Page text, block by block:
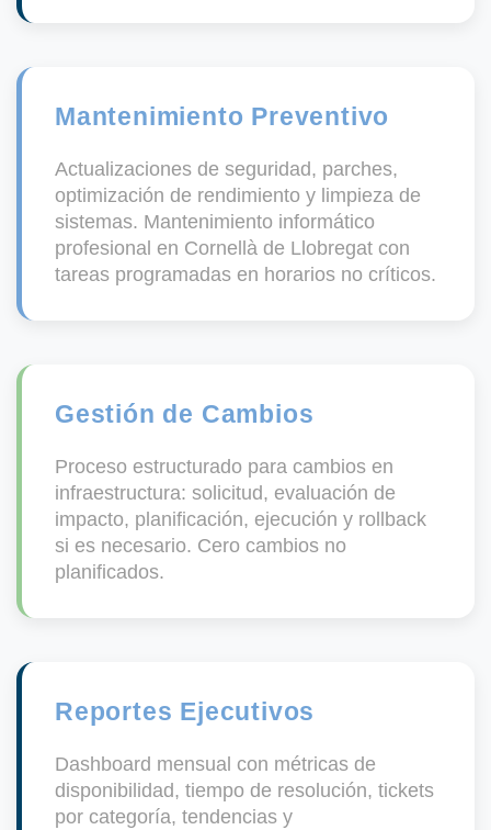
Mantenimiento Preventivo
Actualizaciones de seguridad, parches,
optimización de rendimiento y limpieza de
sistemas. Mantenimiento informático
profesional en Cornellà de Llobregat con
tareas programadas en horarios no críticos.
Gestión de Cambios
Proceso estructurado para cambios en
infraestructura: solicitud, evaluación de
impacto, planificación, ejecución y rollback
si es necesario. Cero cambios no
planificados.
Reportes Ejecutivos
Dashboard mensual con métricas de
disponibilidad, tiempo de resolución, tickets
por categoría, tendencias y